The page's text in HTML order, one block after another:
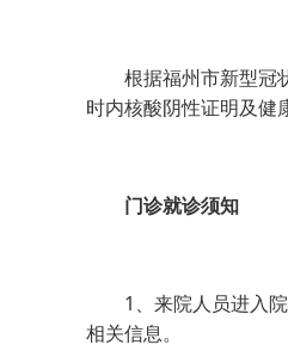
根据福州市新型冠状
时内核酸阴性证明及健
门诊就诊须知
1、来院人员进入院
相关信息。